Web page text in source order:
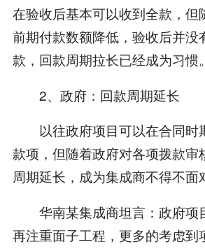
在验收后基本可以收到全款，但
前期付款数额降低，验收后并没
款，回款周期拉长已经成为习惯。
2、政府：回款周期延长
以往政府项目可以在合同时
款项，但随着政府对各项拨款审
周期延长，成为集成商不得不面
华南某集成商坦言：政府项
再注重面子工程，更多的考虑到